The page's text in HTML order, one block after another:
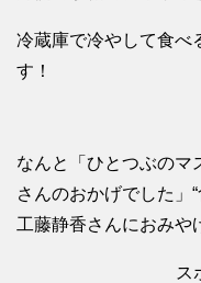
冷蔵庫で冷やして食べ
す！
なんと「ひとつぶのマ
さんのおかげでした」
工藤静香さんにおみや
ス